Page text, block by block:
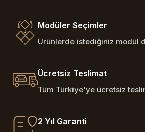
Modüler Seçimler
Ürünlerde istediğiniz modül
Ücretsiz Teslimat
Tüm Türkiye'ye ücretsiz
2 Yıl Garanti